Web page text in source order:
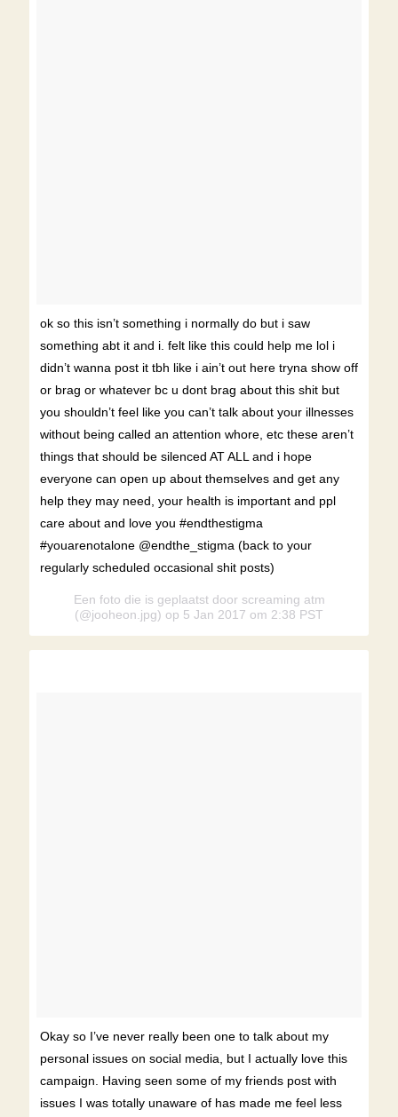
ok so this isn’t something i normally do but i saw
something abt it and i. felt like this could help me lol i
didn’t wanna post it tbh like i ain’t out here tryna show off
or brag or whatever bc u dont brag about this shit but
you shouldn’t feel like you can’t talk about your illnesses
without being called an attention whore, etc these aren’t
things that should be silenced AT ALL and i hope
everyone can open up about themselves and get any
help they may need, your health is important and ppl
care about and love you #endthestigma
#youarenotalone @endthe_stigma (back to your
regularly scheduled occasional shit posts)
Een foto die is geplaatst door screaming atm
(@jooheon.jpg) op 5 Jan 2017 om 2:38 PST
Okay so I’ve never really been one to talk about my
personal issues on social media, but I actually love this
campaign. Having seen some of my friends post with
issues I was totally unaware of has made me feel less